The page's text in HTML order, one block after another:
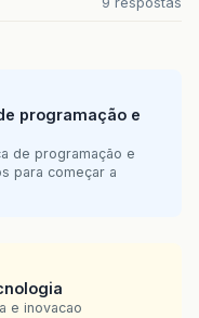
programação e
de programação e
para começar a
e inovacao